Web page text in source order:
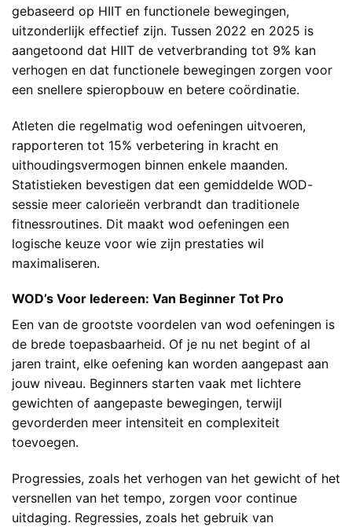
gebaseerd op HIIT en functionele bewegingen,
uitzonderlijk effectief zijn. Tussen 2022 en 2025 is
aangetoond dat HIIT de vetverbranding tot 9% kan
verhogen en dat functionele bewegingen zorgen voor
een snellere spieropbouw en betere coördinatie.
Atleten die regelmatig wod oefeningen uitvoeren,
rapporteren tot 15% verbetering in kracht en
uithoudingsvermogen binnen enkele maanden.
Statistieken bevestigen dat een gemiddelde WOD-
sessie meer calorieën verbrandt dan traditionele
fitnessroutines. Dit maakt wod oefeningen een
logische keuze voor wie zijn prestaties wil
maximaliseren.
WOD’s Voor Iedereen: Van Beginner Tot Pro
Een van de grootste voordelen van wod oefeningen is
de brede toepasbaarheid. Of je nu net begint of al
jaren traint, elke oefening kan worden aangepast aan
jouw niveau. Beginners starten vaak met lichtere
gewichten of aangepaste bewegingen, terwijl
gevorderden meer intensiteit en complexiteit
toevoegen.
Progressies, zoals het verhogen van het gewicht of het
versnellen van het tempo, zorgen voor continue
uitdaging. Regressies, zoals het gebruik van